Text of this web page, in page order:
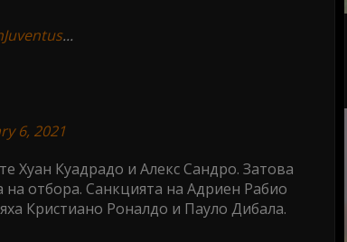
...
6, 2021
Хуан Куадрадо и Алекс Сандро. Затова
отбора. Санкцията на Адриен Рабио
Кристиано Роналдо и Пауло Дибала.